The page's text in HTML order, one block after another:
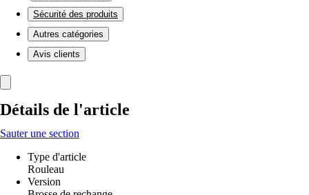
Sécurité des produits
Autres catégories
Avis clients
Détails de l'article
Sauter une section
Type d'article
Rouleau
Version